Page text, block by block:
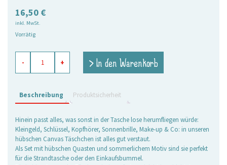
16,50 €
inkl. MwSt.
Vorrätig
Täschchen
Lilly
rosa,
Set/2
- + > In den Warenkorb
Beschreibung Produktsicherheit
Hinein passt alles, was sonst in der Tasche lose herumfliegen würde:
Kleingeld, Schlüssel, Kopfhörer, Sonnenbrille, Make-up & Co: in unseren
hübschen Canvas Täschchen ist alles gut verstaut.
Als Set mit hübschen Quasten und sommerlichem Motiv sind sie perfekt
für die Strandtasche oder den Einkaufsbummel.